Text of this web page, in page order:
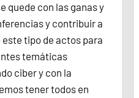
quede con las ganas y
y contribuir a
tipo de actos para
temáticas
ciber y con la
tener todos en